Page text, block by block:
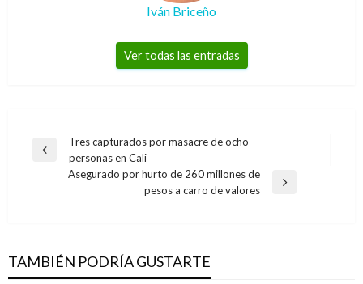
Iván Briceño
Ver todas las entradas
Navegación
Entrada
anterior
Tres capturados por masacre de ocho
personas en Cali
Asegurado por hurto de 260 millones de
pesos a carro de valores
TAMBIÉN PODRÍA GUSTARTE